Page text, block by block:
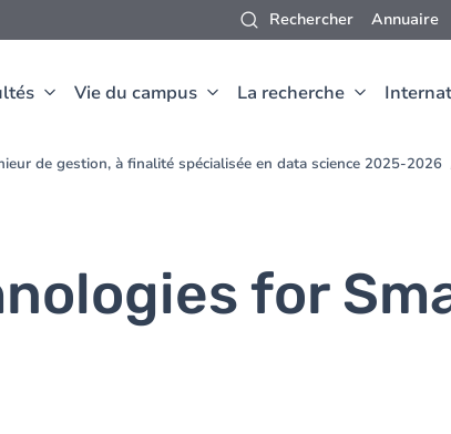
Rechercher Annuaire
Vie du campus La recherche
de gestion, à finalité spécialisée en data science 2025-2026
for